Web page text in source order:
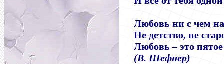
Любовь ни с чем
Не детство, не
Любовь–это
(В. Шефнер)